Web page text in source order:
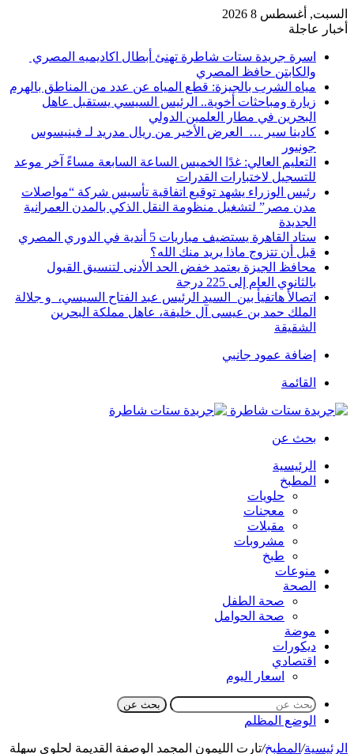
السبت, أغسطس 8 2026
أخبار عاجلة
اسرة جريدة ستات شاطرة تهنئ أبطال اكاديميه المصري
والكابتن حافظ المصري
مياه الشرب بالجيزة: قطع المياه عن عدد من المناطق بالهرم
زيارة ومباحثات أخوية.. الرئيس السيسي يستقبل عاهل
البحرين في مطار العلمين الدولي
كادينا سير … العرض الأخير من ريال مدريد لـ فينيسوس
جونيور
التعليم العالي: غدًا الخميس الساعة السابعة مساءً آخر موعد
للتسجيل لاختبارات القدرات
رئيس الوزراء يشهد توقيع اتفاقية تأسيس شركة “مواصلات
مدن مصر” لتشغيل منظومة النقل الذكي بالمدن العمرانية
الجديدة
ستاد القاهرة يستضيف مباريات 5 أندية في الدوري المصري
قبل أن تتزوج ماذا يريد منك الله؟
محافظ الجيزة يعتمد خفض الحد الأدنى لتنسيق القبول
بالثانوي العام إلى 225 درجة
اتصالأ هاتفيأ بين السيد الرئيس عبد الفتاح السيسي، و جلالة
الملك حمد بن عيسى آل خليفة، عاهل مملكة البحرين
الشقيقة
إضافة عمود جانبي
القائمة
بحث عن
الرئيسية
المطبخ
حلويات
معجنات
مقبلات
مشروبات
طبخ
منوعات
الصحة
صحة الطفل
صحة الحوامل
موضة
ديكورات
اقتصادي
اسعار اليوم
بحث عن
الوضع المظلم
الرئيسية/ المطبخ/تارت الليمون المجمد الوصفة القديمة لحلوى سهلة